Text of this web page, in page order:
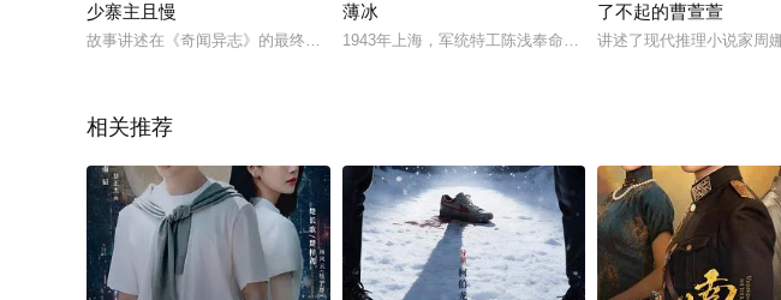
少寨主且慢
故事讲述在《奇闻异志》的最终章记载:几十年前，曾有一位名叫柔儿的少女，出生起便身中剧毒，
薄冰
1943年上海，军统特工陈浅奉命对日本人进行暗杀，却掉入日
了不起的曹萱萱
讲述了现代推理小说家周
相关推荐